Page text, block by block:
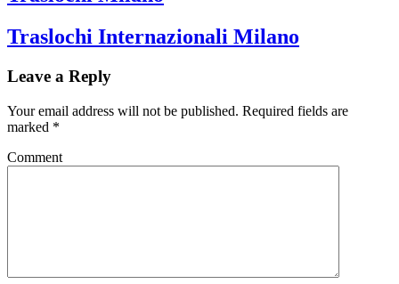
Traslochi Internazionali Milano
Leave a Reply
Your email address will not be published. Required fields are
marked *
Comment